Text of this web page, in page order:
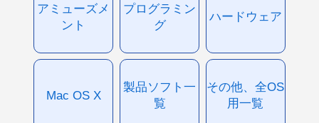
アミューズメ
ント
プログラミン
グ
ハードウェア
Mac OS X
製品ソフト一
覧
その他、全OS
用一覧